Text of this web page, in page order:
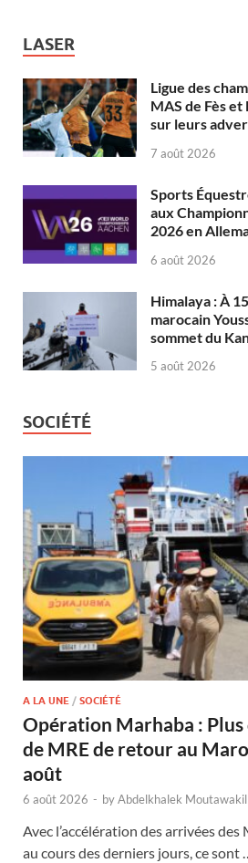
LASER
Ligue des
MAS de Fès
sur leurs
7 août 2026
Sports
aux
2026 en
6 août 2026
Himalaya : À
marocain
sommet du
5 août 2026
SOCIÉTÉ
A LA UNE / SOCIÉTÉ
Opération Marhaba :
de MRE de retour au
août
6 août 2026 - byAbdelkhalek Moutawakil
Avec l’accélération des arrivées
au cours des derniers jours, ce sont